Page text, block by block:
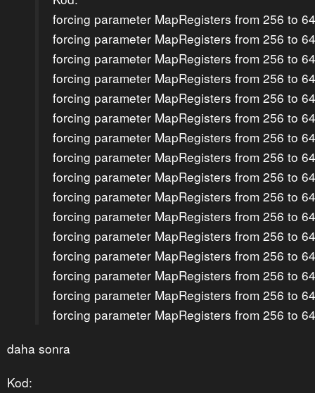
forcing parameter MapRegisters from 256 to 64
forcing parameter MapRegisters from 256 to 64
forcing parameter MapRegisters from 256 to 64
forcing parameter MapRegisters from 256 to 64
forcing parameter MapRegisters from 256 to 64
forcing parameter MapRegisters from 256 to 64
forcing parameter MapRegisters from 256 to 64
forcing parameter MapRegisters from 256 to 64
forcing parameter MapRegisters from 256 to 64
forcing parameter MapRegisters from 256 to 64
forcing parameter MapRegisters from 256 to 64
forcing parameter MapRegisters from 256 to 64
forcing parameter MapRegisters from 256 to 64
forcing parameter MapRegisters from 256 to 64
forcing parameter MapRegisters from 256 to 64
forcing parameter MapRegisters from 256 to 64
daha sonra
Kod: